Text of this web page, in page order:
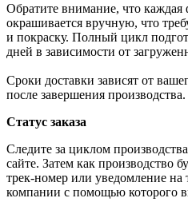
Обратите внимание, что каждая
окрашивается вручную, что
и покраску. Полный цикл
дней в зависимости от
Сроки доставки зависят от
после завершения производства.
Статус заказа
Следите за циклом
сайте. Затем как производство
трек-номер или уведомление на
компании с помощью которого